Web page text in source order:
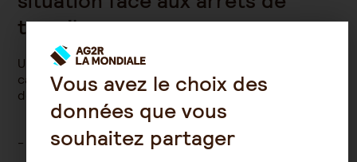
travail
Une des forces de Démarche présence est sa
capacité à vous donner des éléments de comparaison
de votre absentéisme par rapport :
A votre secteur d’activité : la richesse et la diversité
Vous avez le choix des
données que vous
souhaitez partager